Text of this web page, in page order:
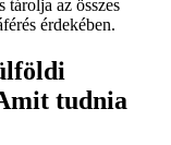
tárolja az összes
érdekében.
tudnia